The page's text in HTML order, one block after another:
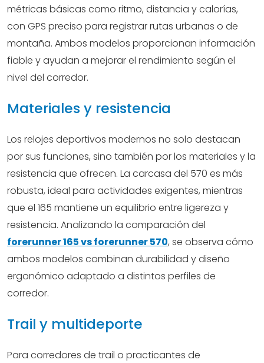
métricas básicas como ritmo, distancia y calorías,
con GPS preciso para registrar rutas urbanas o de
montaña. Ambos modelos proporcionan información
fiable y ayudan a mejorar el rendimiento según el
nivel del corredor.
Materiales y resistencia
Los relojes deportivos modernos no solo destacan
por sus funciones, sino también por los materiales y la
resistencia que ofrecen. La carcasa del 570 es más
robusta, ideal para actividades exigentes, mientras
que el 165 mantiene un equilibrio entre ligereza y
resistencia. Analizando la comparación del
forerunner 165 vs forerunner 570, se observa cómo
ambos modelos combinan durabilidad y diseño
ergonómico adaptado a distintos perfiles de
corredor.
Trail y multideporte
Para corredores de trail o practicantes de